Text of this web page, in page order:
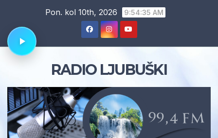
content
Pon. kol 10th, 2026 9:54:35 AM
RADIO LJUBUŠKI